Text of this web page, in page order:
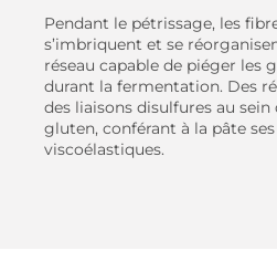
Pendant le pétrissage, les
s’imbriquent et se
réseau capable de piéger les
durant la fermentation. Des
des liaisons disulfures au sein
gluten, conférant à la pâte
viscoélastiques.